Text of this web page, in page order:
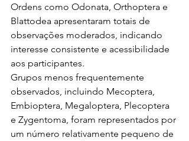
Ordens como Odonata, Orthoptera e
Blattodea apresentaram totais de
observações moderados, indicando
interesse consistente e acessibilidade
aos participantes.
Grupos menos frequentemente
observados, incluindo Mecoptera,
Embioptera, Megaloptera, Plecoptera
e Zygentoma, foram representados por
um número relativamente pequeno de